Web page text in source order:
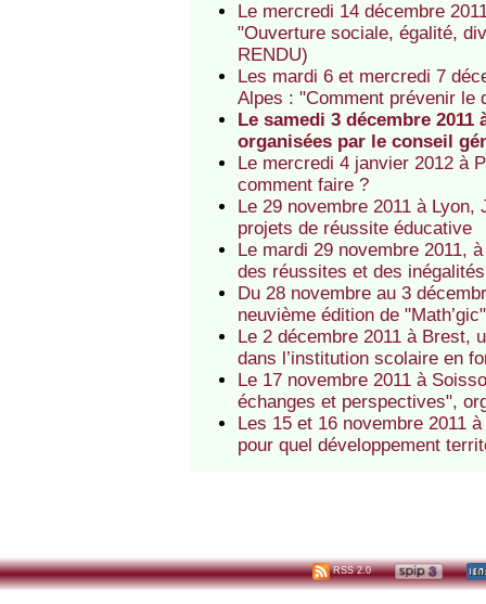
Le mercredi 14 décembre
"Ouverture sociale, égalité,
RENDU)
Les mardi 6 et mercredi 7
Alpes : "Comment prévenir le
Le samedi 3 décembre
organisées par le conseil
Le mercredi 4 janvier 2012 à
comment faire ?
Le 29 novembre 2011 à
projets de réussite éducative
Le mardi 29 novembre 2011,
des réussites et des
Du 28 novembre au 3
neuvième édition de "Math’gic"
Le 2 décembre 2011 à Brest,
dans l’institution scolaire en
Le 17 novembre 2011 à
échanges et perspectives",
Les 15 et 16 novembre 2011
pour quel développement
RSS 2.0